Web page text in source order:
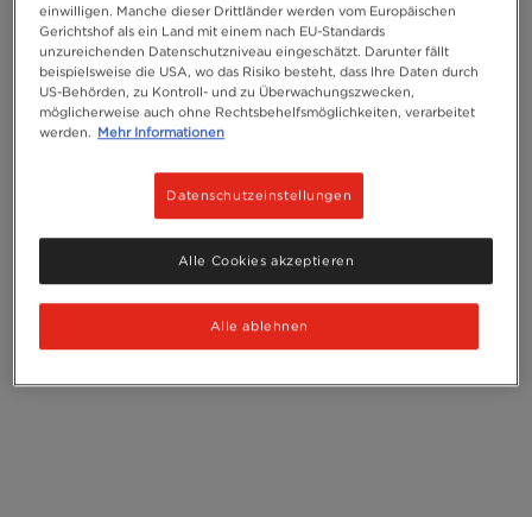
einwilligen. Manche dieser Drittländer werden vom Europäischen
Gerichtshof als ein Land mit einem nach EU-Standards
unzureichenden Datenschutzniveau eingeschätzt. Darunter fällt
beispielsweise die USA, wo das Risiko besteht, dass Ihre Daten durch
US-Behörden, zu Kontroll- und zu Überwachungszwecken,
möglicherweise auch ohne Rechtsbehelfsmöglichkeiten, verarbeitet
werden. Mehr Informationen
Datenschutzeinstellungen
Alle ablehnen
Alle Cookies akzeptieren